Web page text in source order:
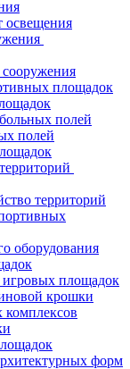
освещения
площадок
полей
полей
территорий
оборудования
игровых площадок
крошки
форм